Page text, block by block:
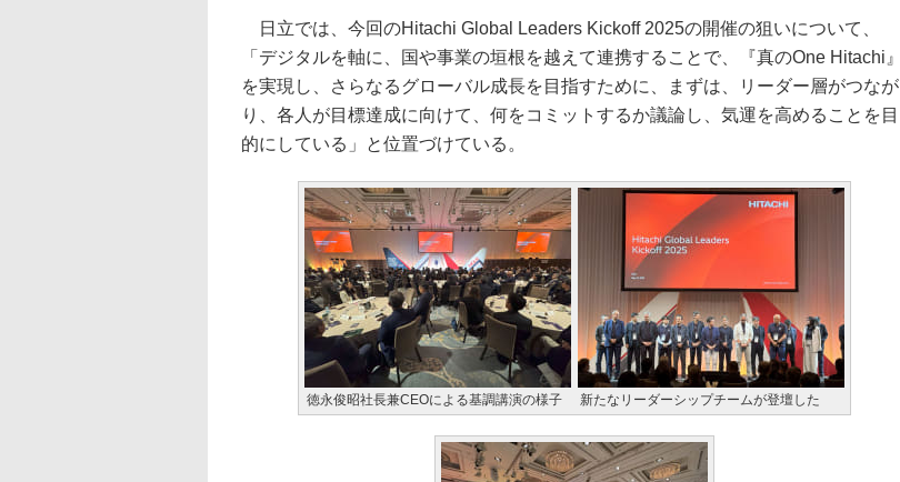
日立では、今回のHitachi Global Leaders Kickoff 2025の開催の狙いについて、
「デジタルを軸に、国や事業の垣根を越えて連携することで、『真のOne Hitachi』
を実現し、さらなるグローバル成長を目指すために、まずは、リーダー層がつなが
り、各人が目標達成に向けて、何をコミットするか議論し、気運を高めることを目
的にしている」と位置づけている。
徳永俊昭社長兼CEOによる基調講演の様子 新たなリーダーシップチームが登壇した